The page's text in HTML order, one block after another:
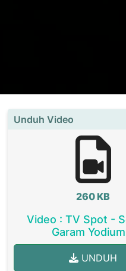
Unduh Video
260 KB
Video : TV Spot -
Garam
UNDUH